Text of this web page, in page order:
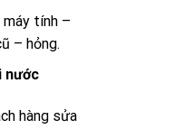
tính –
– hỏng.
nước
hàng sửa